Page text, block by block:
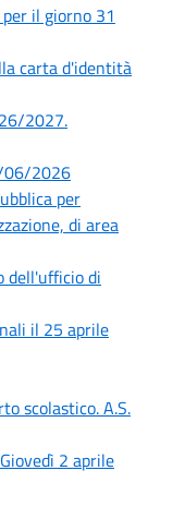
il giorno 31
carta d'identità
2027.
06/2026
per
di area
dell'ufficio di
il 25 aprile
scolastico. A.S.
2 aprile